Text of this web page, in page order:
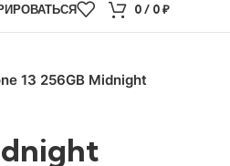
0/ 0₽
13 256GB Midnight